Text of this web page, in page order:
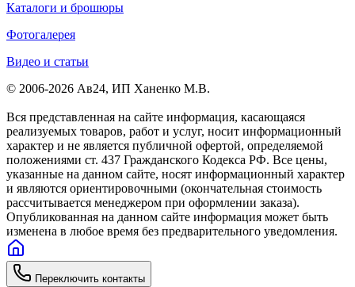
Каталоги и брошюры
Фотогалерея
Видео и статьи
© 2006-2026 Ав24, ИП Ханенко М.В.
Вся представленная на сайте информация, касающаяся
реализуемых товаров, работ и услуг, носит информационный
характер и не является публичной офертой, определяемой
положениями ст. 437 Гражданского Кодекса РФ. Все цены,
указанные на данном сайте, носят информационный характер
и являются ориентировочными (окончательная стоимость
рассчитывается менеджером при оформлении заказа).
Опубликованная на данном сайте информация может быть
изменена в любое время без предварительного уведомления.
Переключить контакты